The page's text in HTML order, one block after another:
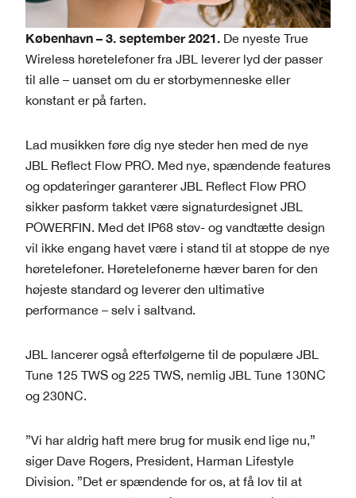
København – 3. september 2021. De nyeste True
Wireless høretelefoner fra JBL leverer lyd der passer
til alle – uanset om du er storbymenneske eller
konstant er på farten.
Lad musikken føre dig nye steder hen med de nye
JBL Reflect Flow PRO. Med nye, spændende features
og opdateringer garanterer JBL Reflect Flow PRO
sikker pasform takket være signaturdesignet JBL
POWERFIN. Med det IP68 støv- og vandtætte design
vil ikke engang havet være i stand til at stoppe de nye
høretelefoner. Høretelefonerne hæver baren for den
højeste standard og leverer den ultimative
performance – selv i saltvand.
JBL lancerer også efterfølgerne til de populære JBL
Tune 125 TWS og 225 TWS, nemlig JBL Tune 130NC
og 230NC.
”Vi har aldrig haft mere brug for musik end lige nu,”
siger Dave Rogers, President, Harman Lifestyle
Division. ”Det er spændende for os, at få lov til at